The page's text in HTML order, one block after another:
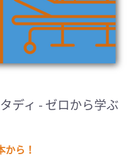
ディ - ゼロから学ぶ
ら！